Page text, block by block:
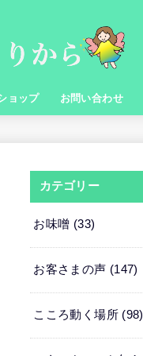
ョップ お問い合わせ
カテゴリー
お味噌 (33)
お客さまの声 (147)
こころ動く場所 (98)